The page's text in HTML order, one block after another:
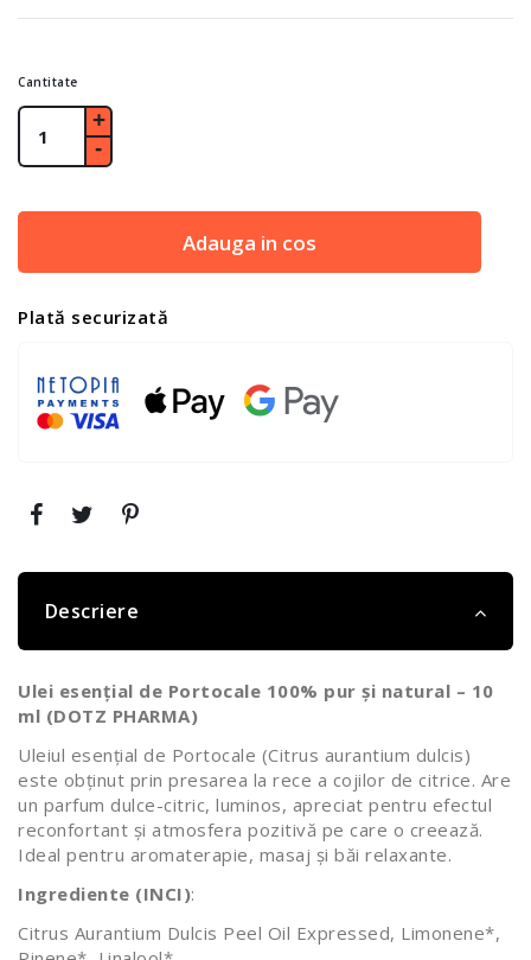
Cantitate
Adauga in cos
Plată securizată
Descriere
Ulei esențial de Portocale 100% pur și natural – 10
ml (DOTZ PHARMA)
Uleiul esențial de Portocale (Citrus aurantium dulcis)
este obținut prin presarea la rece a cojilor de citrice. Are
un parfum dulce-citric, luminos, apreciat pentru efectul
reconfortant și atmosfera pozitivă pe care o creează.
Ideal pentru aromaterapie, masaj și băi relaxante.
Ingrediente (INCI):
Citrus Aurantium Dulcis Peel Oil Expressed, Limonene*,